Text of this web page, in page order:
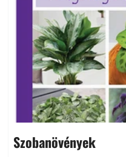
Szobanövények